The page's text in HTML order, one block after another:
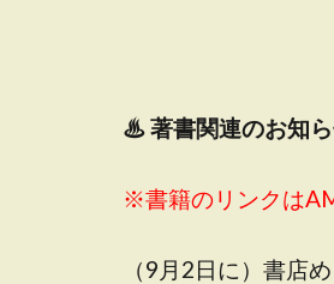
♨著書関連のお知
※書籍のリンクは
（9月2日に）書店